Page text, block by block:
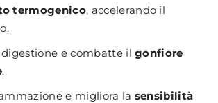
termogenico, accelerando il
digestione e combatte ilgonfiore
.
e migliora la sensibilità